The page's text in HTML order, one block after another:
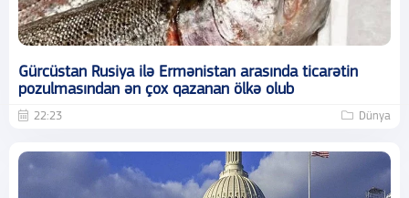
Gürcüstan Rusiya ilə Ermənistan arasında ticarətin
pozulmasından ən çox qazanan ölkə olub
22:23 Dünya